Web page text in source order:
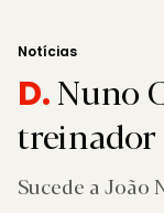
Notícias
D.Nuno
treinador
Sucede a João